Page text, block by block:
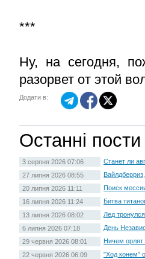
***
Ну, на сегодня,
разорвет от этой
Додати в:
Останні
3 серпня 2026 07:06
Станет ли
27 липня 2026 08:55
20 липня 2026 11:11
Поиск
16 липня 2026 11:24
Битва
13 липня 2026 08:02
Лед
6 липня 2026 07:18
День
29 червня 2026 08:01
Ничем орлят
22 червня 2026 06:09
"Ход конем"